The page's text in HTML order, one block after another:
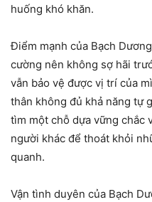
huống khó khăn.
Điểm mạnh của Bạch
cường nên không sợ hãi
vẫn bảo vệ được vị trí của
thân không đủ khả năng tự
tìm một chỗ dựa vững chắc
người khác để thoát khỏi
quanh.
Vận tình duyên của Bạch